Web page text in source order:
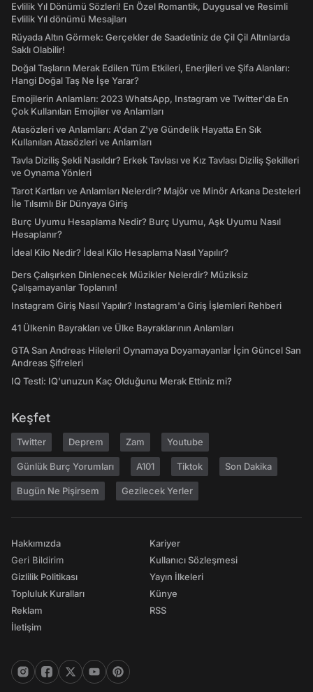
Evlilik Yıl Dönümü Sözleri! En Özel Romantik, Duygusal ve Resimli
Evlilik Yıl dönümü Mesajları
Rüyada Altın Görmek: Gerçekler de Saadetiniz de Çil Çil Altınlarda
Saklı Olabilir!
Doğal Taşların Merak Edilen Tüm Etkileri, Enerjileri ve Şifa Alanları:
Hangi Doğal Taş Ne İşe Yarar?
Emojilerin Anlamları: 2023 WhatsApp, Instagram ve Twitter'da En
Çok Kullanılan Emojiler ve Anlamları
Atasözleri ve Anlamları: A'dan Z'ye Gündelik Hayatta En Sık
Kullanılan Atasözleri ve Anlamları
Tavla Diziliş Şekli Nasıldır? Erkek Tavlası ve Kız Tavlası Diziliş Şekilleri
ve Oynama Yönleri
Tarot Kartları ve Anlamları Nelerdir? Majör ve Minör Arkana Desteleri
İle Tılsımlı Bir Dünyaya Giriş
Burç Uyumu Hesaplama Nedir? Burç Uyumu, Aşk Uyumu Nasıl
Hesaplanır?
İdeal Kilo Nedir? İdeal Kilo Hesaplama Nasıl Yapılır?
Ders Çalışırken Dinlenecek Müzikler Nelerdir? Müziksiz
Çalışamayanlar Toplanın!
Instagram Giriş Nasıl Yapılır? Instagram'a Giriş İşlemleri Rehberi
41 Ülkenin Bayrakları ve Ülke Bayraklarının Anlamları
GTA San Andreas Hileleri! Oynamaya Doyamayanlar İçin Güncel San
Andreas Şifreleri
IQ Testi: IQ'unuzun Kaç Olduğunu Merak Ettiniz mi?
Keşfet
Twitter Deprem Zam Youtube
Günlük Burç Yorumları A101 Tiktok Son Dakika
Bugün Ne Pişirsem Gezilecek Yerler
Hakkımızda
Geri Bildirim
Gizlilik Politikası
Topluluk Kuralları
Reklam
İletişim
Kariyer
Kullanıcı Sözleşmesi
Yayın İlkeleri
Künye
RSS